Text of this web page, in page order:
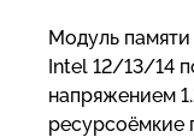
Модуль
Intel 12/13/14
напряжением
ресурсоёмкие